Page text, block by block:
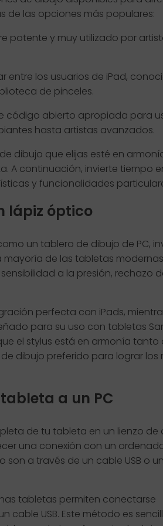
de las opciones más populares:
potente y muy utilizado por
entre los usuarios de iPad,
de pinceles.
código abierto apropiada para
hasta artistas avanzados.
dibujo que elijas esté en
A continuación, invierte tiempo
y funcionalidades
lápiz óptico
un tablero de dibujo de PC,
de las tabletas
a la presión, rechazo
perfecta con iPads,
para su uso con tabletas
el stylus está en armonía tanto
dibujo preferido para lograr los
a un PC
de tu tableta en un lienzo de
una conexión con un
a través de un cable USB o
tabletas permiten conectarse
cable USB. Este método es